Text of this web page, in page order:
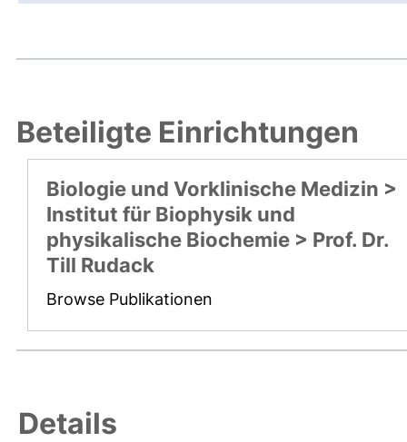
Beteiligte Einrichtungen
Biologie und Vorklinische Medizin >
Institut für Biophysik und
physikalische Biochemie > Prof. Dr.
Till Rudack
Browse Publikationen
Details